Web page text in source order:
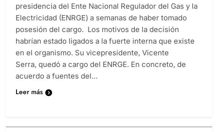
presidencia del Ente Nacional Regulador del Gas y la
Electricidad (ENRGE) a semanas de haber tomado
posesión del cargo. Los motivos de la decisión
habrían estado ligados a la fuerte interna que existe
en el organismo. Su vicepresidente, Vicente
Serra, quedó a cargo del ENRGE. En concreto, de
acuerdo a fuentes del…
Leer más